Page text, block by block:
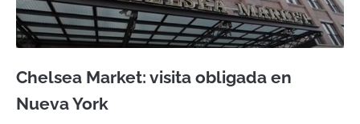
Chelsea Market: visita obligada en
Nueva York